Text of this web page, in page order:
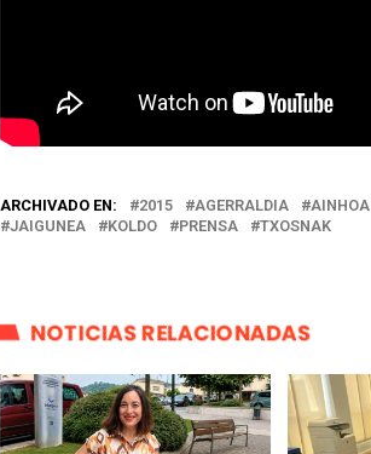
ARCHIVADO EN: 2015 AGERRALDIA AINHOA
JAIGUNEA
KOLDO PRENSA TXOSNAK
NOTICIAS RELACIONADAS